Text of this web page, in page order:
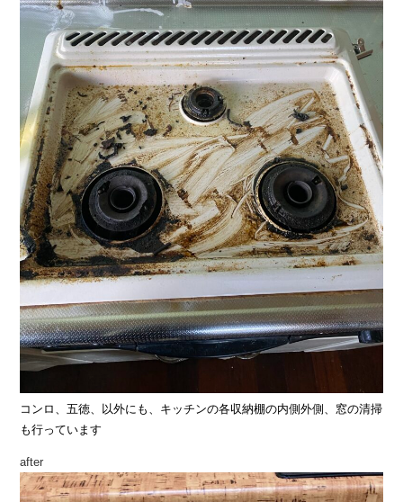
コンロ、五徳、以外にも、キッチンの各収納棚の内側外側、窓の清掃
も行っています
after